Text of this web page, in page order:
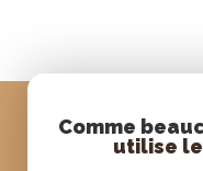
Comme
utilise